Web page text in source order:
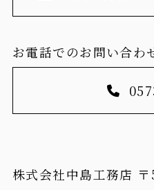
お電話でのお問い合わ
株式会社中島工務店